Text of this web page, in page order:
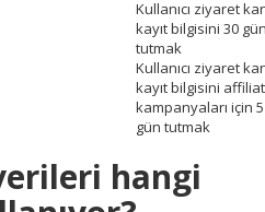
Kullanıcı ziyaret
kayıt bilgisini 30
tutmak
Kullanıcı ziyaret
kayıt bilgisini
kampanyaları için 5
gün tutmak
hangi